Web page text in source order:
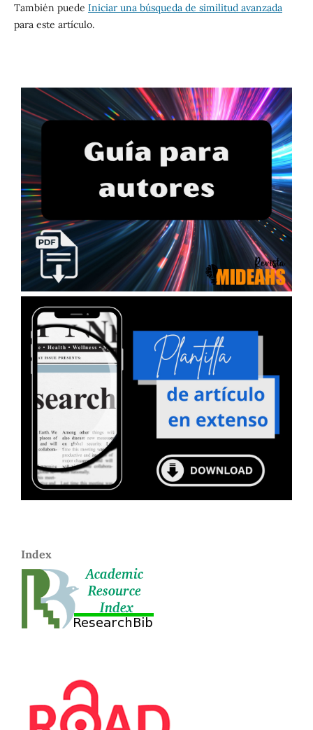
También puede Iniciar una búsqueda de similitud avanzada
para este artículo.
Index